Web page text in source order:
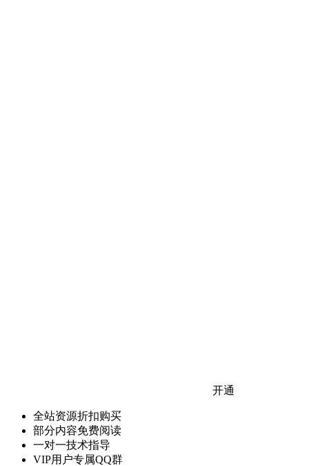
开通
全站资源折扣购买
部分内容免费阅读
一对一技术指导
VIP用户专属QQ群